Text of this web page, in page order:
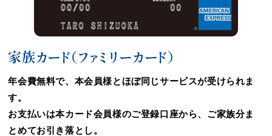
家族カード（ファミリーカード）
年会費無料で、本会員様とほぼ同じサービスが受けられま
す。
お支払いは本カード会員様のご登録口座から、ご家族分ま
とめてお引き落とし。